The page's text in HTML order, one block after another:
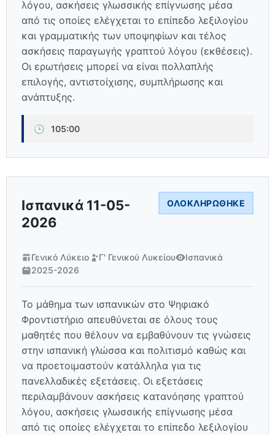
λόγου, ασκήσεις γλωσσικής επίγνωσης μέσα
από τις οποίες ελέγχεται το επίπεδο λεξιλογίου
και γραμματικής των υποψηφίων και τέλος
ασκήσεις παραγωγής γραπτού λόγου (εκθέσεις).
Οι ερωτήσεις μπορεί να είναι πολλαπλής
επιλογής, αντιστοίχισης, συμπλήρωσης και
ανάπτυξης.
🕒 105:00
Ισπανικά 11-05-
2026
ΟΛΟΚΛΗΡΏΘΗΚΕ
Γενικό Λύκειο Γ' Γενικού Λυκείου
Ισπανικά
2025-2026
Το μάθημα των ισπανικών στο Ψηφιακό
Φροντιστήριο απευθύνεται σε όλους τους
μαθητές που θέλουν να εμβαθύνουν τις γνώσεις
στην ισπανική γλώσσα και πολιτισμό καθώς και
να προετοιμαστούν κατάλληλα για τις
πανελλαδικές εξετάσεις. Οι εξετάσεις
περιλαμβάνουν ασκήσεις κατανόησης γραπτού
λόγου, ασκήσεις γλωσσικής επίγνωσης μέσα
από τις οποίες ελέγχεται το επίπεδο λεξιλογίου